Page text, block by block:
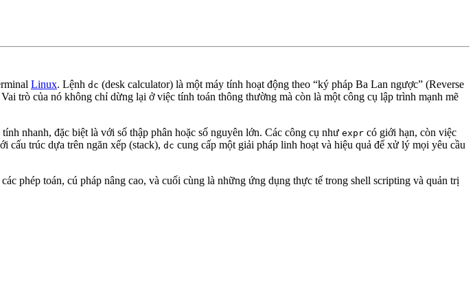
Linux. Lệnh dc (desk calculator) là một máy tính hoạt động theo “ký pháp Ba Lan ngược” (Reverse
trò của nó không chỉ dừng lại ở việc tính toán thông thường mà còn là một công cụ lập trình mạnh mẽ
nhanh, đặc biệt là với số thập phân hoặc số nguyên lớn. Các công cụ như expr có giới hạn, còn việc
cấu trúc dựa trên ngăn xếp (stack), dc cung cấp một giải pháp linh hoạt và hiệu quả để xử lý mọi yêu cầu
phép toán, cú pháp nâng cao, và cuối cùng là những ứng dụng thực tế trong shell scripting và quản trị